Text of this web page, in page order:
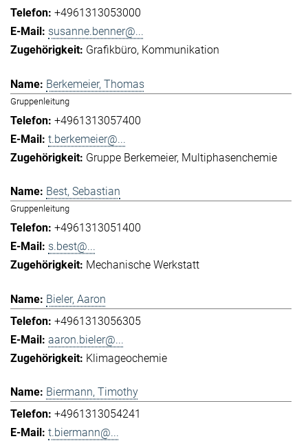
+4961313053000
susanne.benner@...
Grafikbüro Kommunikation
Berkemeier, Thomas
Gruppenleitung
+4961313057400
t.berkemeier@...
Gruppe Berkemeier Multiphasenchemie
Best, Sebastian
Gruppenleitung
+4961313051400
s.best@...
Mechanische Werkstatt
Bieler, Aaron
+4961313056305
aaron.bieler@...
Klimageochemie
Biermann, Timothy
+4961313054241
t.biermann@...